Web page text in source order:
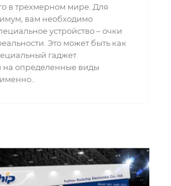
в трехмерном мире. Для
вам необходимо
устройство – очки
Это может быть как
гаджет
на определенные виды